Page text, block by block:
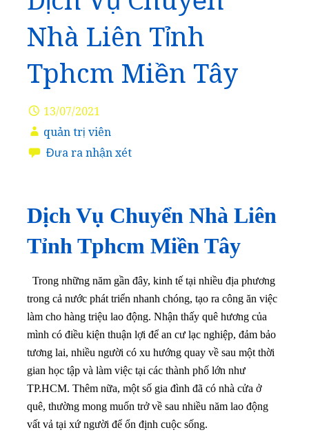
Nhà Liên Tỉnh
Tphcm Miền Tây
13/07/2021
quản trị viên
Đưa ra nhận xét
Dịch Vụ Chuyển Nhà Liên
Tỉnh Tphcm Miền Tây
Trong những năm gần đây, kinh tế tại nhiều địa phương
trong cả nước phát triển nhanh chóng, tạo ra công ăn việc
làm cho hàng triệu lao động. Nhận thấy quê hương của
mình có điều kiện thuận lợi để an cư lạc nghiệp, đảm bảo
tương lai, nhiều người có xu hướng quay về sau một thời
gian học tập và làm việc tại các thành phố lớn như
TP.HCM. Thêm nữa, một số gia đình đã có nhà cửa ở
quê, thường mong muốn trở về sau nhiều năm lao động
vất vả tại xứ người để ổn định cuộc sống.